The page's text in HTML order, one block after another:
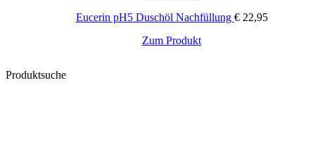
Eucerin pH5 Duschöl Nachfüllung €22,95
Zum Produkt
Produktsuche